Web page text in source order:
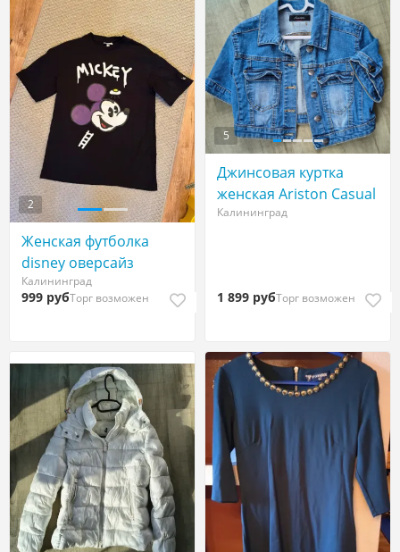
2
Женская футболка
disney оверсайз
Калининград
999 рубТорг возможен
5
Джинсовая куртка
женская Ariston Casual
Калининград
1 899 рубТорг возможен